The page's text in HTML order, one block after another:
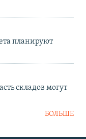
планируют
складов могут
БОЛЬШЕ